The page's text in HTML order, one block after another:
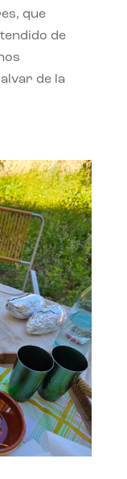
que
de
de la